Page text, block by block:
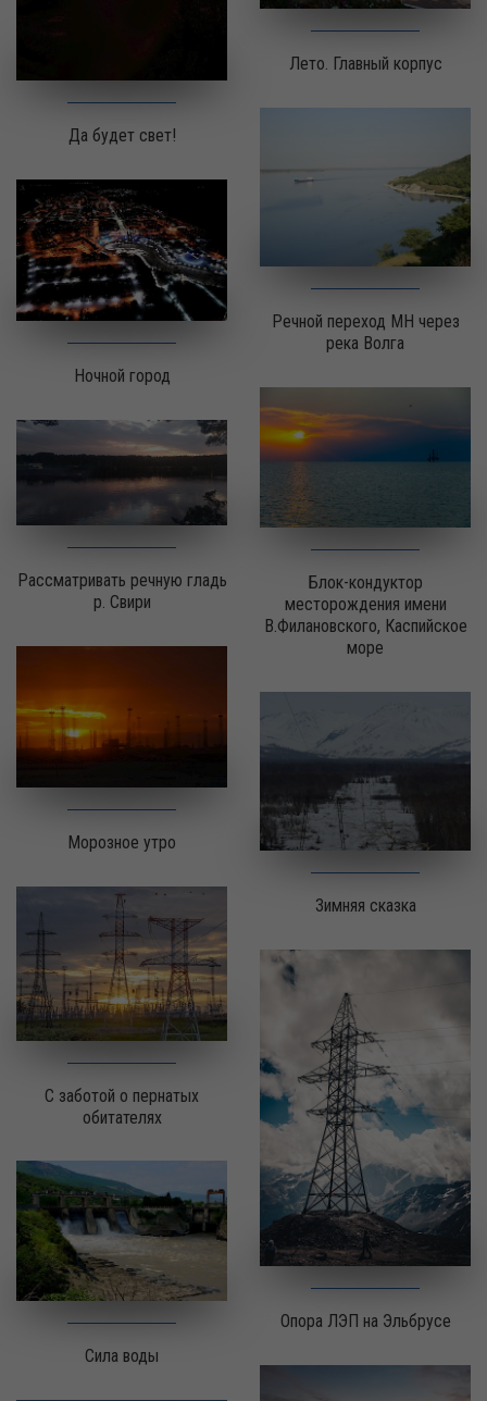
Да будет свет!
Лето. Главный корпус
Ночной город
Речной переход МН через
река Волга
Рассматривать речную гладь
р. Свири
Блок-кондуктор
месторождения имени
В.Филановского, Каспийское
море
Морозное утро
Зимняя сказка
С заботой о пернатых
обитателях
Опора ЛЭП на Эльбрусе
Сила воды